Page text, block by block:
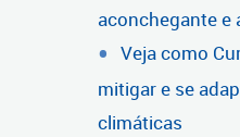
aconchegante e
Veja como
mitigar e se
climáticas